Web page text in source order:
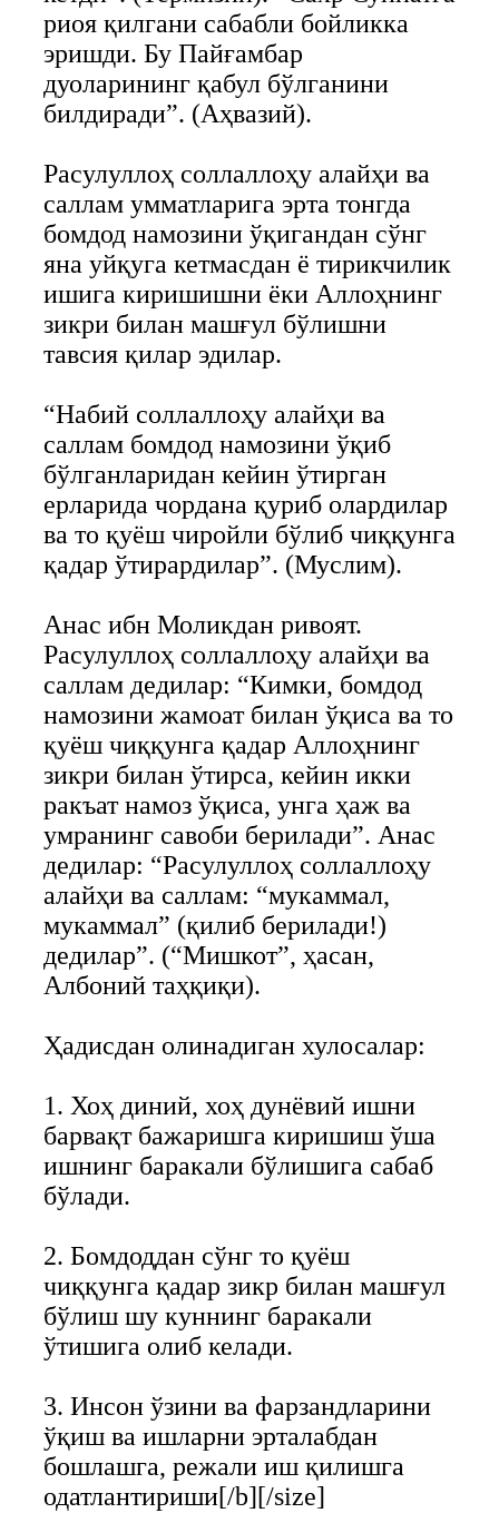
риоя қилгани сабабли бойликка
эришди. Бу Пайғамбар
дуоларининг қабул бўлганини
билдиради”. (Аҳвазий).
Расулуллоҳ соллаллоҳу алайҳи ва
саллам умматларига эрта тонгда
бомдод намозини ўқигандан сўнг
яна уйқуга кетмасдан ё тирикчилик
ишига киришишни ёки Аллоҳнинг
зикри билан машғул бўлишни
тавсия қилар эдилар.
“Набий соллаллоҳу алайҳи ва
саллам бомдод намозини ўқиб
бўлганларидан кейин ўтирган
ерларида чордана қуриб олардилар
ва то қуёш чиройли бўлиб чиққунга
қадар ўтирардилар”. (Муслим).
Анас ибн Моликдан ривоят.
Расулуллоҳ соллаллоҳу алайҳи ва
саллам дедилар: “Кимки, бомдод
намозини жамоат билан ўқиса ва то
қуёш чиққунга қадар Аллоҳнинг
зикри билан ўтирса, кейин икки
ракъат намоз ўқиса, унга ҳаж ва
умранинг савоби берилади”. Анас
дедилар: “Расулуллоҳ соллаллоҳу
алайҳи ва саллам: “мукаммал,
мукаммал” (қилиб берилади!)
дедилар”. (“Мишкот”, ҳасан,
Албоний таҳқиқи).
Ҳадисдан олинадиган хулосалар:
1. Хоҳ диний, хоҳ дунёвий ишни
барвақт бажаришга киришиш ўша
ишнинг баракали бўлишига сабаб
бўлади.
2. Бомдоддан сўнг то қуёш
чиққунга қадар зикр билан машғул
бўлиш шу куннинг баракали
ўтишига олиб келади.
3. Инсон ўзини ва фарзандларини
ўқиш ва ишларни эрталабдан
бошлашга, режали иш қилишга
одатлантириши[/b][/size]